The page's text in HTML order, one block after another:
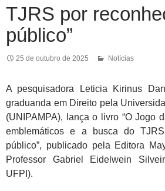
TJRS por
público”
25 de outubro de 2025 Notícias
A pesquisadora Leticia Kirinus
graduanda em Direito pela
(UNIPAMPA), lança o livro “O Jogo
emblemáticos e a busca do
público”, publicado pela Editora
Professor Gabriel Eidelwein
UFPI).